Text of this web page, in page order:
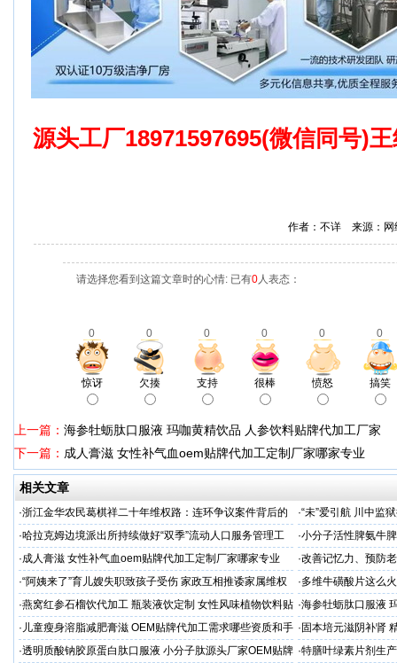
源头工厂18971597695(微信同号)
作者：不详 来源：
请选择您看到这篇文章时的心情: 已有0人表态：
0 0 0 0 0 0
惊讶 欠揍 支持 很棒 愤怒 搞笑
上一篇： 海参牡蛎肽口服液 玛咖黄精饮品 人参饮料贴牌代加工厂家
下一篇： 成人膏滋 女性补气血oem贴牌代加工定制厂家哪家专业
相关文章
·浙江金华农民葛棋祥二十年维权路：连环争议案件背后的
基层治理困局
·“未”爱引航 川中监
·同心促新生”主题帮
·哈拉克姆边境派出所持续做好“双季”流动人口服务管理工
作
·小分子活性脾氨牛
格
·成人膏滋 女性补气血oem贴牌代加工定制厂家哪家专业 ·改善记忆力、预防
家
·“阿姨来了”育儿嫂失职致孩子受伤 家政互相推诿家属维权
困难
·多维牛磺酸片这么
服务商
·燕窝红参石榴饮代加工 瓶装液饮定制 女性风味植物饮料贴
牌
·海参牡蛎肽口服液
· 儿童瘦身溶脂减肥膏滋 OEM贴牌代加工需求哪些资质和手
续
· 固本培元滋阴补肾
·透明质酸钠胶原蛋白肽口服液 小分子肽源头厂家OEM贴牌 ·特膳叶绿素片剂生